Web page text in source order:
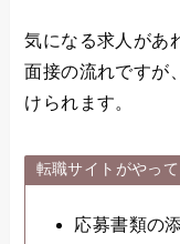
気になる求人があ
面接の流れですが
けられます。
転職サイトがやっ
応募書類の